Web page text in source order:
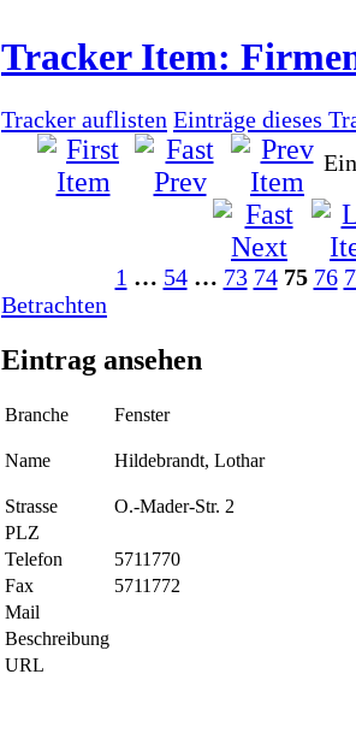
Tracker Item:
Tracker auflisten Einträge dieses
1 … 54 … 73 74 75 76
Betrachten
Eintrag ansehen
Branche Fenster
Name Hildebrandt, Lothar
Strasse
O.-Mader-Str. 2
PLZ
Telefon
5711770
Fax
5711772
Mail
Beschreibung
URL